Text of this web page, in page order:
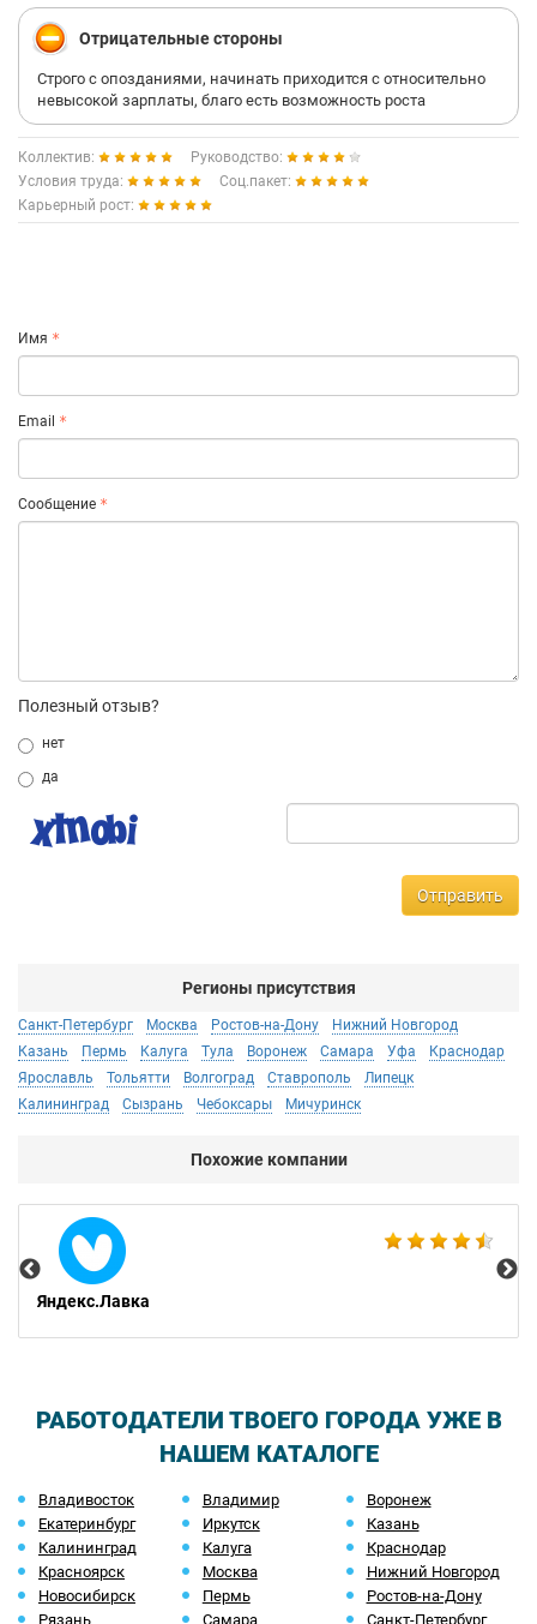
Отрицательные стороны
Строго с опозданиями, начинать приходится с относительно
невысокой зарплаты, благо есть возможность роста
Коллектив:
Руководство:
Условия труда:
Соц.пакет:
Карьерный рост:
Имя
Email
Сообщение
Полезный отзыв?
нет
да
Отправить
Регионы присутствия
Санкт-Петербург Москва Ростов-на-Дону
Нижний Новгород
Казань
Пермь Калуга Тула Воронеж Самара Уфа
Краснодар
Ярославль
Тольятти Волгоград Ставрополь
Липецк
Калининград
Сызрань Чебоксары Мичуринск
Похожие компании
Яндекс.Лавка
РАБОТОДАТЕЛИ ТВОЕГО ГОРОДА УЖЕ В
НАШЕМ КАТАЛОГЕ
Владивосток Владимир
Воронеж
Екатеринбург
Иркутск
Казань
Калининград
Калуга
Краснодар
Красноярск
Москва
Нижний Новгород
Новосибирск
Пермь
Ростов-на-Дону
Рязань
Самара Санкт-Петербург